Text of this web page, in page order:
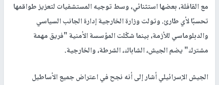
مع القافلة، بعضها استثنائي، وسط توجيه المستشفيات لتعزيز طواقمها
تحسبًا لأي طارئ. وتولت وزارة الخارجية إدارة الجانب السياسي
والدبلوماسي للأزمة، بينما شكّلت المؤسسة الأمنية "فريق مهمة
مشترك" يضم الجيش، الشاباك، الشرطة، والخارجية.
الجيش الإسرائيلي أشار إلى أنه نجح في اعتراض جميع الأساطيل